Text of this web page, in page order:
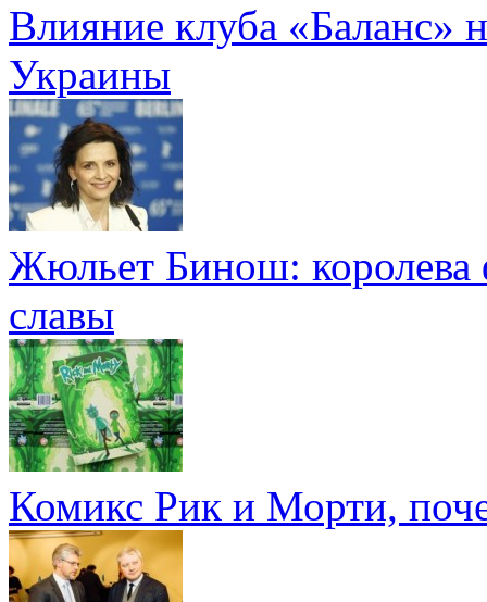
Влияние клуба «Баланс»
Украины
Жюльет Бинош: королева
славы
Комикс Рик и Морти,